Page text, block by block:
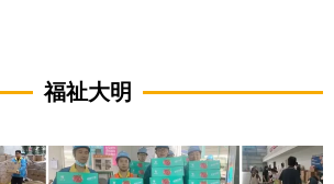
福祉大明